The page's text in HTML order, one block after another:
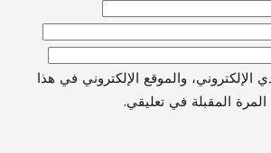
والموقع الإلكتروني في هذا
المقبلة في تعليقي.